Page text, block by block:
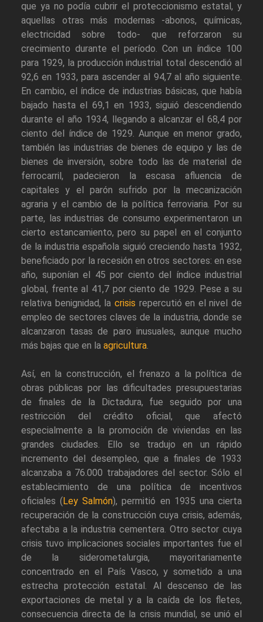
que ya no podía cubrir el proteccionismo estatal, y
aquellas otras más modernas -abonos, químicas,
electricidad sobre todo- que reforzaron su
crecimiento durante el período. Con un índice 100
para 1929, la producción industrial total descendió al
92,6 en 1933, para ascender al 94,7 al año siguiente.
En cambio, el índice de industrias básicas, que había
bajado hasta el 69,1 en 1933, siguió descendiendo
durante el año 1934, llegando a alcanzar el 68,4 por
ciento del índice de 1929. Aunque en menor grado,
también las industrias de bienes de equipo y las de
bienes de inversión, sobre todo las de material de
ferrocarril, padecieron la escasa afluencia de
capitales y el parón sufrido por la mecanización
agraria y el cambio de la política ferroviaria. Por su
parte, las industrias de consumo experimentaron un
cierto estancamiento, pero su papel en el conjunto
de la industria española siguió creciendo hasta 1932,
beneficiado por la recesión en otros sectores: en ese
año, suponían el 45 por ciento del índice industrial
global, frente al 41,7 por ciento de 1929. Pese a su
relativa benignidad, la crisis repercutió en el nivel de
empleo de sectores claves de la industria, donde se
alcanzaron tasas de paro inusuales, aunque mucho
más bajas que en la agricultura.
Así, en la construcción, el frenazo a la política de
obras públicas por las dificultades presupuestarias
de finales de la Dictadura, fue seguido por una
restricción del crédito oficial, que afectó
especialmente a la promoción de viviendas en las
grandes ciudades. Ello se tradujo en un rápido
incremento del desempleo, que a finales de 1933
alcanzaba a 76.000 trabajadores del sector. Sólo el
establecimiento de una política de incentivos
oficiales ( Ley Salmón), permitió en 1935 una cierta
recuperación de la construcción cuya crisis, además,
afectaba a la industria cementera. Otro sector cuya
crisis tuvo implicaciones sociales importantes fue el
de la siderometalurgia, mayoritariamente
concentrado en el País Vasco, y sometido a una
estrecha protección estatal. Al descenso de las
exportaciones de metal y a la caída de los fletes,
consecuencia directa de la crisis mundial, se unió el